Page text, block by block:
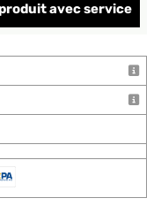
avec service